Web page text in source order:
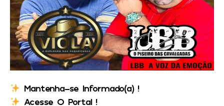
Mantenha-se Informado(a) !
Acesse O Portal !